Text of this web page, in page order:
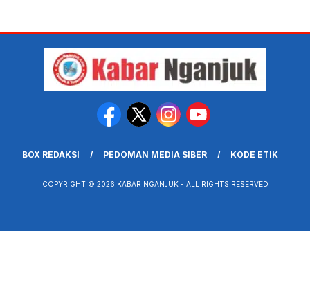
BOX REDAKSI PEDOMAN MEDIA SIBER KODE ETIK
COPYRIGHT © 2026 KABAR NGANJUK - ALL RIGHTS RESERVED